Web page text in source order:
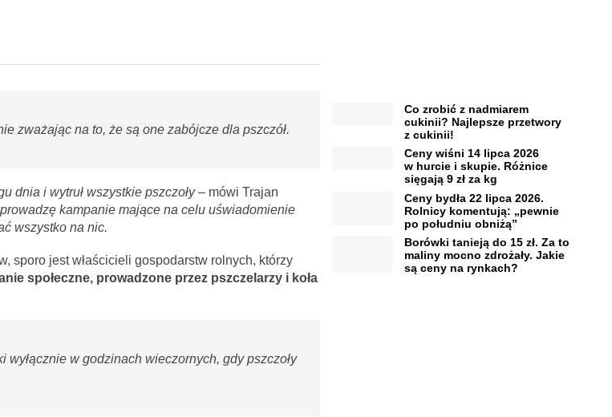
zważając na to, że są one zabójcze dla pszczół.
dnia i wytruł wszystkie pszczoły– mówi Trajan
kampanie mające na celu uświadomienie
wszystko na nic.
sporo jest właścicieli gospodarstw rolnych, którzy
społeczne, prowadzone przez pszczelarzy i koła
w godzinach wieczornych, gdy pszczoły
Co zrobić z nadmiarem
cukinii? Najlepsze przetwory
z cukinii!
Ceny wiśni 14 lipca 2026
w hurcie i skupie. Różnice
sięgają 9 zł za kg
Ceny bydła 22 lipca 2026.
Rolnicy komentują: „pewnie
po południu obniżą”
Borówki tanieją do 15 zł. Za to
maliny mocno zdrożały. Jakie
są ceny na rynkach?